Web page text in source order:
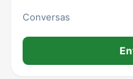
Conversas